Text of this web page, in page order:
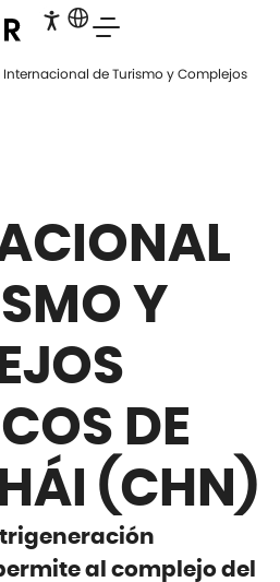
Internacional de Turismo y Complejos
Y
DE
(CHN)
al complejo del